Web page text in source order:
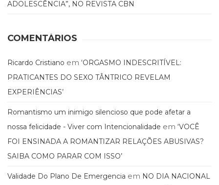
ADOLESCÊNCIA”, NO REVISTA CBN
COMENTÁRIOS
Ricardo Cristiano em ‘ORGASMO INDESCRITÍVEL:
PRATICANTES DO SEXO TÂNTRICO REVELAM
EXPERIÊNCIAS’
Romantismo um inimigo silencioso que pode afetar a
nossa felicidade - Viver com Intencionalidade em ‘VOCÊ
FOI ENSINADA A ROMANTIZAR RELAÇÕES ABUSIVAS?
SAIBA COMO PARAR COM ISSO’
Validade Do Plano De Emergencia em NO DIA NACIONAL